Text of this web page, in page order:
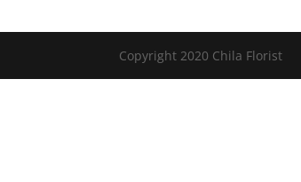
Copyright 2020 Chila Florist